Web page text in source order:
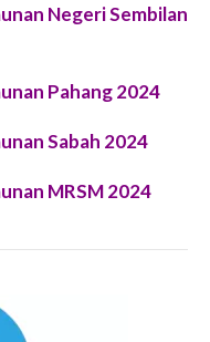
Negeri Sembilan
Pahang 2024
Sabah 2024
MRSM2024